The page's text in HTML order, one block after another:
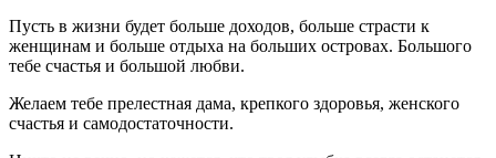
Пусть в жизни будет больше доходов, больше страсти к
женщинам и больше отдыха на больших островах. Большого
тебе счастья и большой любви.
Желаем тебе прелестная дама, крепкого здоровья, женского
счастья и самодостаточности.